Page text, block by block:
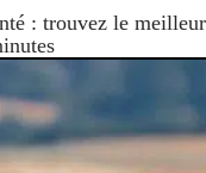
: trouvez le